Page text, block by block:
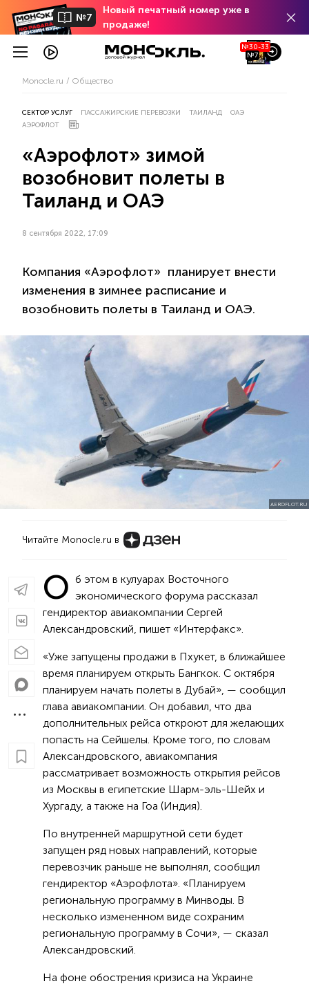
№7
Новый печатный номер уже в
продаже!
№30-33
№7
Monocle.ru Общество
СЕКТОР УСЛУГ ПАССАЖИРСКИЕ ПЕРЕВОЗКИ ТАИЛАНД
ОАЭ
АЭРОФЛОТ
«Аэрофлот» зимой
возобновит полеты в
Таиланд и ОАЭ
8 сентября 2022, 17:09
Компания «Аэрофлот» планирует внести
изменения в зимнее расписание и
возобновить полеты в Таиланд и ОАЭ.
AEROFLOT.RU
Читайте Monocle.ru в
О б этом в кулуарах Восточного
экономического форума рассказал
гендиректор авиакомпании Сергей
Александровский, пишет «Интерфакс»
«Уже запущены продажи в Пхукет, в ближайшее
время планируем открыть Бангкок. С октября
планируем начать полеты в Дубай», — сообщил
глава авиакомпании. Он добавил, что два
дополнительных рейса откроют для желающих
попасть на Сейшелы. Кроме того, по словам
Александровского, авиакомпания
рассматривает возможность открытия рейсов
из Москвы в египетские Шарм-эль-Шейх и
Хургаду, а также на Гоа (Индия).
По внутренней маршрутной сети будет
запущен ряд новых направлений, которые
перевозчик раньше не выполнял, сообщил
гендиректор «Аэрофлота». «Планируем
региональную программу в Минводы. В
несколько измененном виде сохраним
региональную программу в Сочи», — сказал
Александровский.
На фоне обострения кризиса на Украине